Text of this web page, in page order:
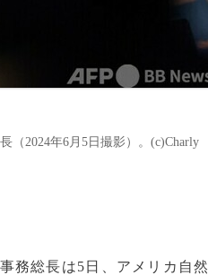
（2024年6月5日撮影）。(c)Charly
務総長は5日、アメリカ自然